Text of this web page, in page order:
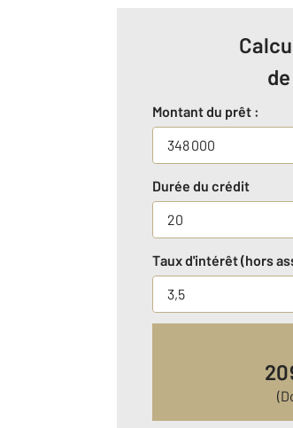
Montant du prêt :
Durée du crédit
Taux d'intérêt (hors